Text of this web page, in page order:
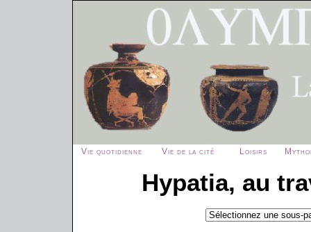
Vie quotidienne Vie de la cité Loisirs
Hypatia, au